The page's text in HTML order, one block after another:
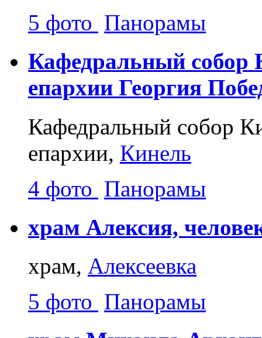
5 фото Панорамы
Кафедральный собор
епархии Георгия
Кафедральный собор
епархии, Кинель
4 фото Панорамы
храм Алексия,
храм, Алексеевка
5 фото Панорамы